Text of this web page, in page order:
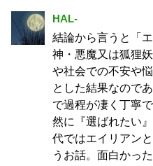
HAL-
結論から言うと「
神・悪魔又は狐狸
や社会での不安や
とした結果なので
で過程が凄く丁寧
然に『選ばれたい
代ではエイリアン
うお話。面白かった